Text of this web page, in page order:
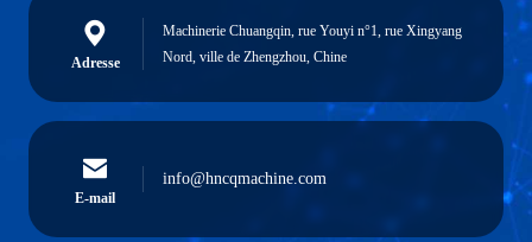
Adresse
Machinerie Chuangqin, rue Youyi n°1, rue Xingyang
Nord, ville de Zhengzhou, Chine
E-mail
info@hncqmachine.com